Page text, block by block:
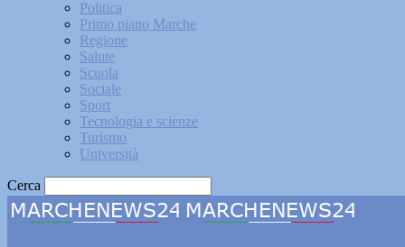
Politica
Primo piano Marche
Regione
Salute
Scuola
Sociale
Sport
Tecnologia e scienze
Turismo
Università
Cerca